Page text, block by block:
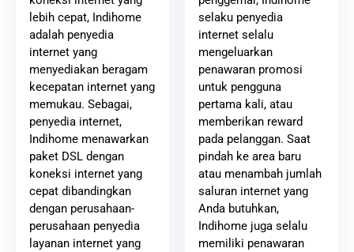
lebih cepat, Indihome
adalah penyedia
internet yang
menyediakan beragam
kecepatan internet yang
memukau. Sebagai,
penyedia internet,
Indihome menawarkan
paket DSL dengan
koneksi internet yang
cepat dibandingkan
dengan perusahaan-
perusahaan penyedia
layanan internet yang
selaku penyedia
internet selalu
mengeluarkan
penawaran promosi
untuk pengguna
pertama kali, atau
memberikan reward
pada pelanggan. Saat
pindah ke area baru
atau menambah jumlah
saluran internet yang
Anda butuhkan,
Indihome juga selalu
memiliki penawaran